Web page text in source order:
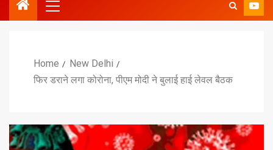
Home
New Delhi
फिर डराने लगा कोरोना, पीएम मोदी ने बुलाई हाई लेवल बैठक